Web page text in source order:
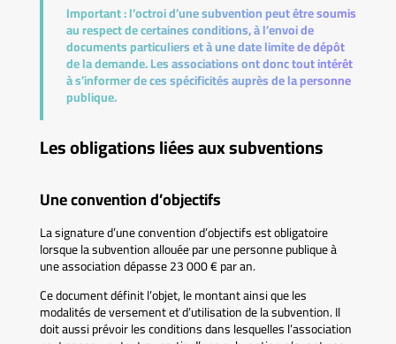
Important :l’octroi d’une subvention peut être soumis
au respect de certaines conditions, à l’envoi de
documents particuliers et à une date limite de dépôt
de la demande. Les associations ont donc tout intérêt
à s’informer de ces spécificités auprès de la personne
publique.
Les obligations liées aux subventions
Une convention d’objectifs
La signature d’une convention d’objectifs est obligatoire
lorsque la subvention allouée par une personne publique à
une association dépasse 23 000 € par an.
Ce document définit l’objet, le montant ainsi que les
modalités de versement et d’utilisation de la subvention. Il
doit aussi prévoir les conditions dans lesquelles l’association